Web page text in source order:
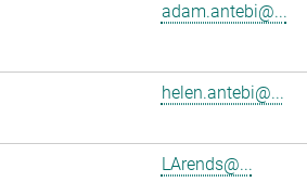
adam.antebi@...
helen.antebi@...
LArends@...